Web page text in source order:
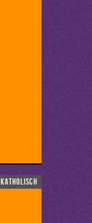
katholisch